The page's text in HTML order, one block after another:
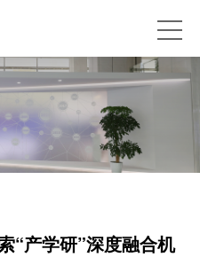
“产学研”深度融合机